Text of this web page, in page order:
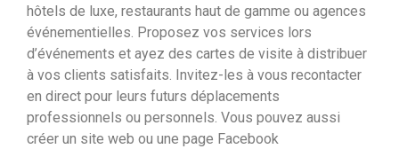
hôtels de luxe, restaurants haut de gamme ou agences
événementielles. Proposez vos services lors
d’événements et ayez des cartes de visite à distribuer
à vos clients satisfaits. Invitez-les à vous recontacter
en direct pour leurs futurs déplacements
professionnels ou personnels. Vous pouvez aussi
créer un site web ou une page Facebook